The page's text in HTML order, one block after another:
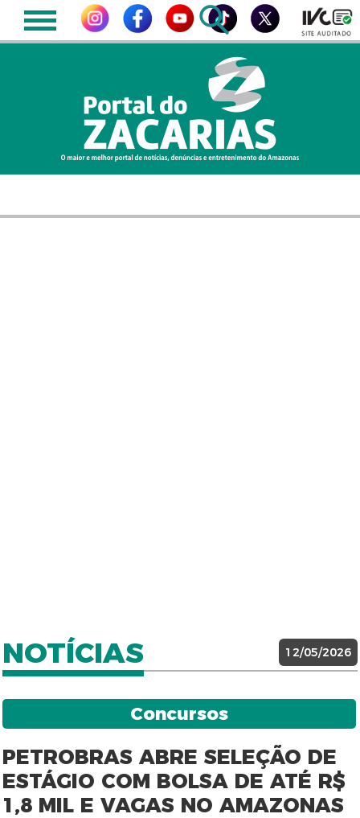
NOTÍCIAS 12/05/2026
Concursos
PETROBRAS ABRE SELEÇÃO DE
ESTÁGIO COM BOLSA DE ATÉ R$
1,8 MIL E VAGAS NO AMAZONAS